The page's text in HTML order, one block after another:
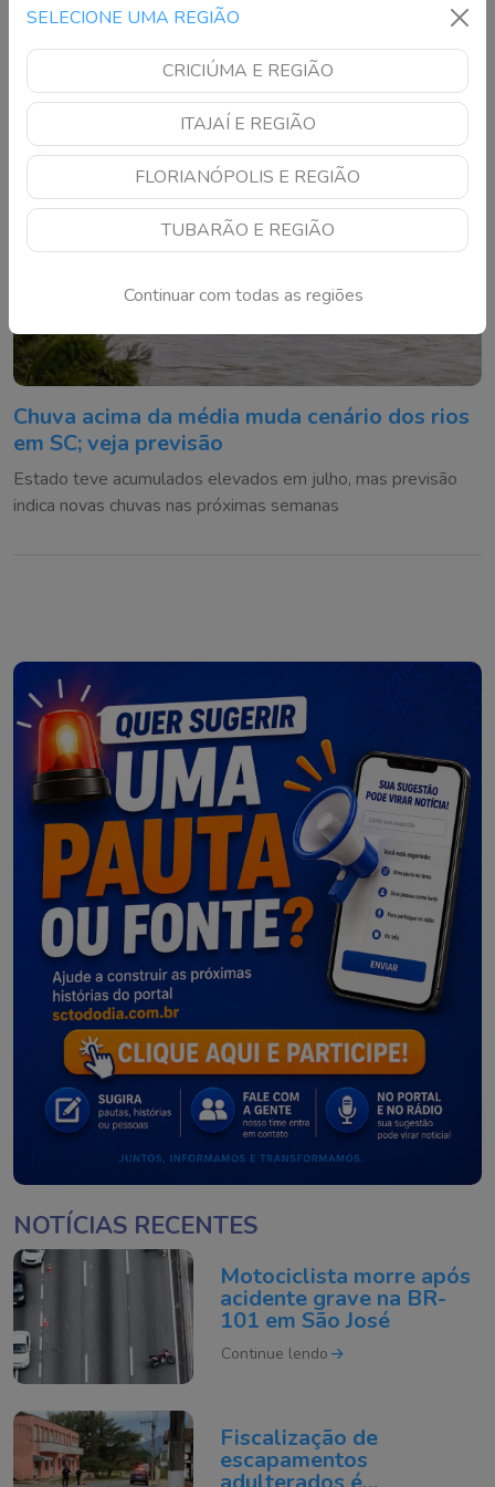
SELECIONE UMA REGIÃO
CRICIÚMA E REGIÃO
ITAJAÍ E REGIÃO
FLORIANÓPOLIS E REGIÃO
TUBARÃO E REGIÃO
Continuar com todas as regiões
construtivo adicional
Chuva acima da média muda cenário dos rios
em SC; veja previsão
Estado teve acumulados elevados em julho, mas previsão
indica novas chuvas nas próximas semanas
NOTÍCIAS RECENTES
Motociclista morre após
acidente grave na BR-
101 em São José
Continue lendo
Fiscalização de
escapamentos